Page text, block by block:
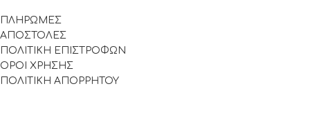
ΠΛΗΡΩΜΕΣ
ΑΠΟΣΤΟΛΕΣ
ΠΟΛΙΤΙΚΗ ΕΠΙΣΤΡΟΦΩΝ
ΟΡΟΙ ΧΡΗΣΗΣ
ΠΟΛΙΤΙΚΗ ΑΠΟΡΡΗΤΟΥ